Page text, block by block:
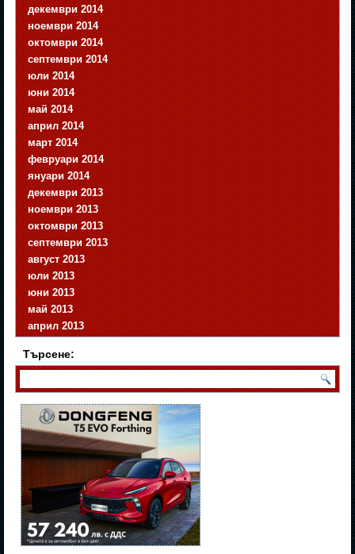
декември 2014
ноември 2014
октомври 2014
септември 2014
юли 2014
юни 2014
май 2014
април 2014
март 2014
февруари 2014
януари 2014
декември 2013
ноември 2013
октомври 2013
септември 2013
август 2013
юли 2013
юни 2013
май 2013
април 2013
Търсене: